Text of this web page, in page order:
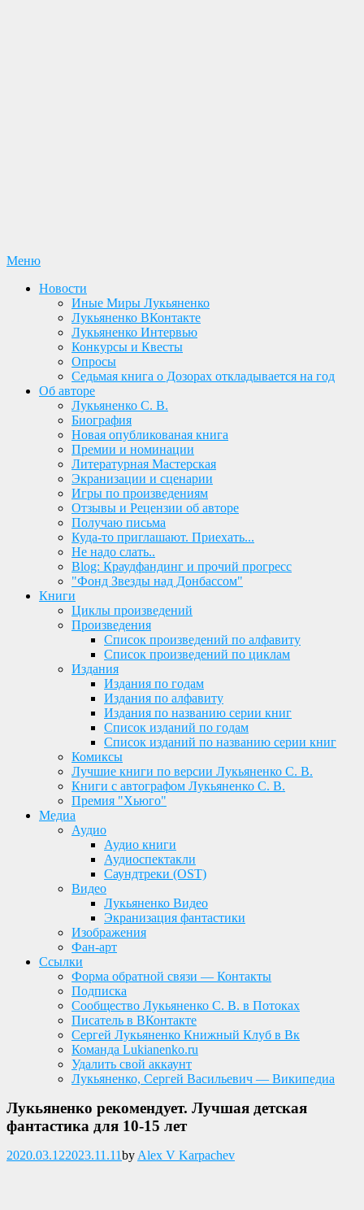
Перейти
содержимому
Меню
Новости
Иные Миры Лукьяненко
Лукьяненко ВКонтакте
Лукьяненко Интервью
Конкурсы и Квесты
Опросы
Седьмая книга о Дозорах откладывается на год
Об авторе
Лукьяненко С. В.
Биография
Новая опубликованая книга
Премии и номинации
Литературная Мастерская
Экранизации и сценарии
Игры по произведениям
Отзывы и Рецензии об авторе
Получаю письма
Куда-то приглашают. Приехать...
Не надо слать..
Blog: Краудфандинг и прочий прогресс
"Фонд Звезды над Донбассом"
Книги
Циклы произведений
Произведения
Список произведений по алфавиту
Список произведений по циклам
Издания
Издания по годам
Издания по алфавиту
Издания по названию серии книг
Список изданий по годам
Список изданий по названию серии книг
Комиксы
Лучшие книги по версии Лукьяненко С. В.
Книги с автографом Лукьяненко С. В.
Премия "Хьюго"
Медиа
Аудио
Аудио книги
Аудиоспектакли
Саундтреки (OST)
Видео
Лукьяненко Видео
Экранизация фантастики
Изображения
Фан-арт
Ссылки
Форма обратной связи — Контакты
Подписка
Сообщество Лукьяненко С. В. в Потоках
Писатель в ВКонтакте
Сергей Лукьяненко Книжный Клуб в Вк
Команда Lukianenko.ru
Удалить свой аккаунт
Лукьяненко, Сергей Васильевич — Википедиа
Лукьяненко рекомендует. Лучшая детская
фантастика для 10-15 лет
Опубликовано
2020.03.122023.11.11by Alex V Karpachev